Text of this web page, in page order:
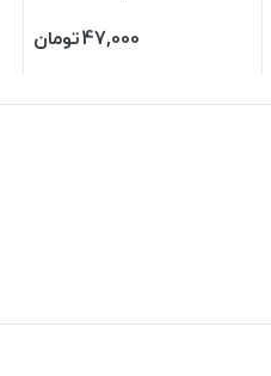
47,000تومان